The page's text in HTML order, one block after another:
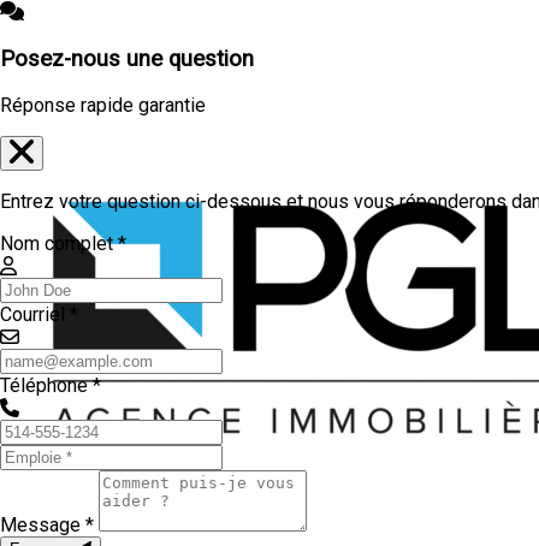
Posez-nous une question
Réponse rapide garantie
Entrez votre question ci-dessous et nous vous réponderons
Nom complet *
Courriel *
Téléphone *
Message *